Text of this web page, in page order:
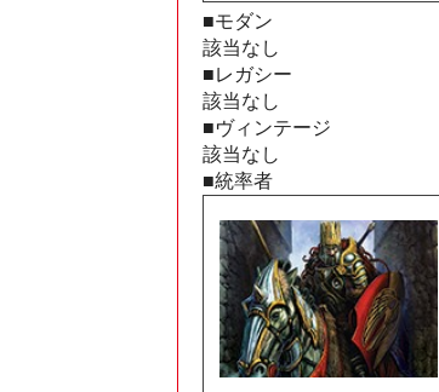
■モダン
該当なし
■レガシー
該当なし
■ヴィンテージ
該当なし
■統率者